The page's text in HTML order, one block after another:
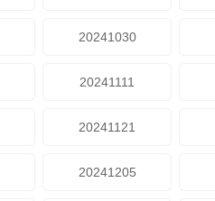
20241030
20241111
20241121
20241205